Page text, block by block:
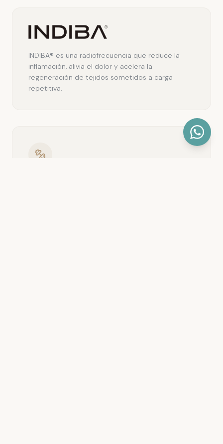
INDIBA® es una radiofrecuencia que reduce la
inflamación, alivia el dolor y acelera la
regeneración de tejidos sometidos a carga
repetitiva.